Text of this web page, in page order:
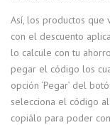
Así, los productos que
con el descuento
lo calcule con tu
pegar el código los
opción ‘Pegar’ del
selecciona el código
copiálo para poder